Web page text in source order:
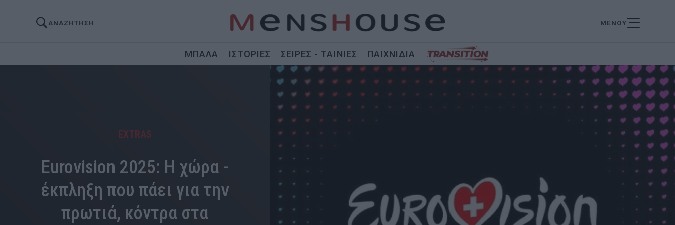
ΑΝΑΖΗΤΗΣΗ ΜΕΝΟΥ
ΜΠΑΛΑ ΙΣΤΟΡΙΕΣ ΣΕΙΡΕΣ - ΤΑΙΝΙΕΣ ΠΑΙΧΝΙΔΙΑ
EXTRAS
Eurovision 2025: Η χώρα -
έκπληξη που πάει για την
πρωτιά, κόντρα στα